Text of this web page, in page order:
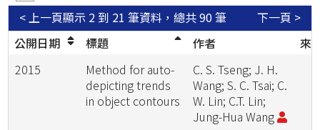
顯示 2 到 21 筆資料，總共 90 筆
< 上一頁
下一頁 >
公開日期
標題 作者
來
2015
Method for auto-
depicting trends
in object contours
C. S. Tseng; J. H.
Wang; S. C. Tsai; C.
W. Lin; C.T. Lin;
Jung-Hua Wang